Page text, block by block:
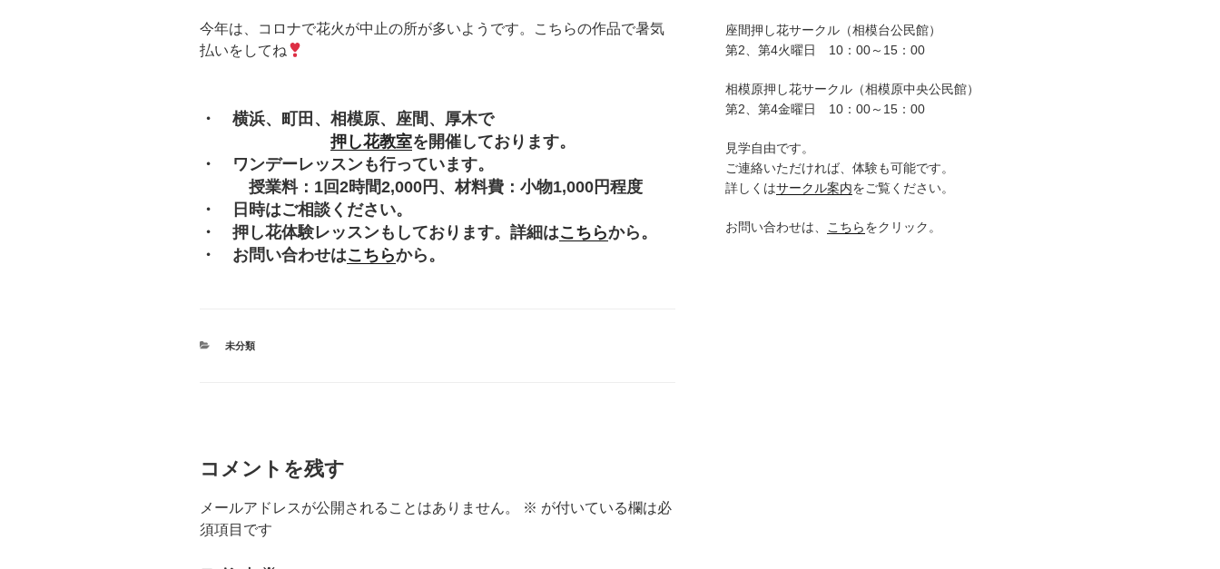
今年は、コロナで花火が中止の所が多いようです。こちらの作品で暑気
払いをしてね
・ 横浜、町田、相模原、座間、厚木で
押し花教室を開催しております。
・ ワンデーレッスンも行っています。
授業料：1回2時間2,000円、材料費：小物1,000円程度
・ 日時はご相談ください。
・ 押し花体験レッスンもしております。詳細はこちらから。
・ お問い合わせはこちらから。
カ
未分類
コメントを残す
メールアドレスが公開されることはありません。 ※ が付いている欄は必
須項目です
座間押し花サークル（相模台公民館）
第2、第4火曜日 10：00～15：00
相模原押し花サークル（相模原中央公民館）
第2、第4金曜日 10：00～15：00
見学自由です。
ご連絡いただければ、体験も可能です。
詳しくはサークル案内をご覧ください。
お問い合わせは、 こちらをクリック。